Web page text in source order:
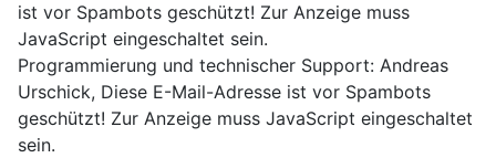
ist vor Spambots geschützt! Zur Anzeige muss
JavaScript eingeschaltet sein.
Programmierung und technischer Support: Andreas
Urschick, Diese E-Mail-Adresse ist vor Spambots
geschützt! Zur Anzeige muss JavaScript eingeschaltet
sein.